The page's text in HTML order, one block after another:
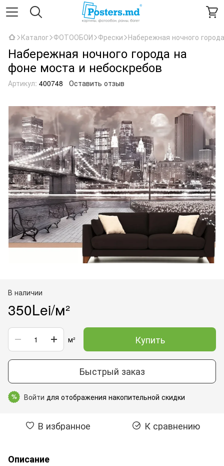
Каталог ФОТООБОИ Фрески Набережная ночного
Набережная ночного города на
фоне моста и небоскребов
Артикул: 400748 Оставить отзыв
В наличии
350Lei/м²
м² Купить
Быстрый заказ
% Войти для отображения накопительной скидки
В избранное К сравнению
Описание